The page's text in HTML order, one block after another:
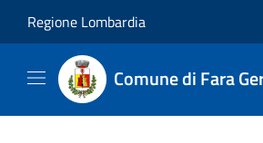
Regione Lombardia
Comune di Fara